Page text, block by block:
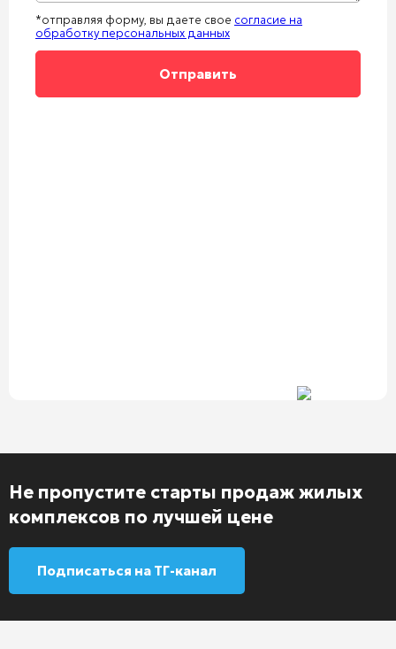
*отправляя форму, вы даете свое согласие на
обработку персональных данных
Не пропустите старты продаж жилых
комплексов по лучшей цене
Подписаться на ТГ-канал